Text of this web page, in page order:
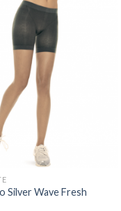
Silver Wave Fresh